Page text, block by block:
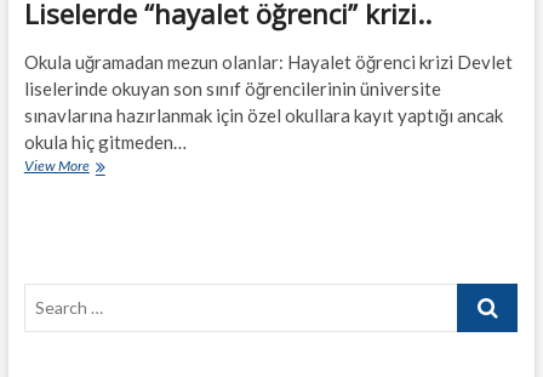
Liselerde “hayalet öğrenci” krizi..
Okula uğramadan mezun olanlar: Hayalet öğrenci krizi Devlet
liselerinde okuyan son sınıf öğrencilerinin üniversite
sınavlarına hazırlanmak için özel okullara kayıt yaptığı ancak
okula hiç gitmeden…
View MoreLiselerde
Search